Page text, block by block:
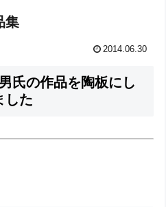
集
2014.06.30
氏の作品を陶板にし
した